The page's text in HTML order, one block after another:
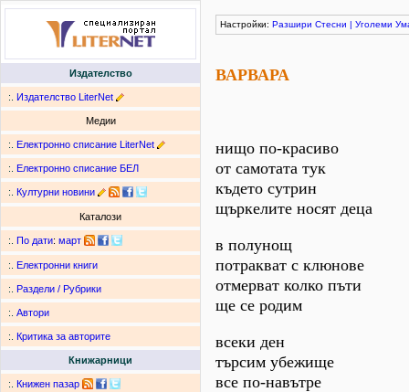
Издателство
:. Издателство LiterNet
Медии
:. Електронно списание LiterNet
:. Електронно списание БЕЛ
:. Културни новини
Каталози
:. По дати: март
:. Електронни книги
:. Раздели / Рубрики
:. Автори
:. Критика за авторите
Книжарници
:. Книжен пазар
Настройки: Разшири Стесни | Уголеми
ВАРВАРА
нищо по-красиво
от самотата тук
където сутрин
щъркелите носят деца
в полунощ
потракват с клюнове
отмерват колко пъти
ще се родим
всеки ден
търсим убежище
все по-навътре